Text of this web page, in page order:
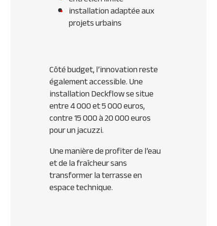
installation adaptée aux
projets urbains
Côté budget, l’innovation reste
également accessible. Une
installation Deckflow se situe
entre 4 000 et 5 000 euros,
contre 15 000 à 20 000 euros
pour un jacuzzi.
Une manière de profiter de l’eau
et de la fraîcheur sans
transformer la terrasse en
espace technique.